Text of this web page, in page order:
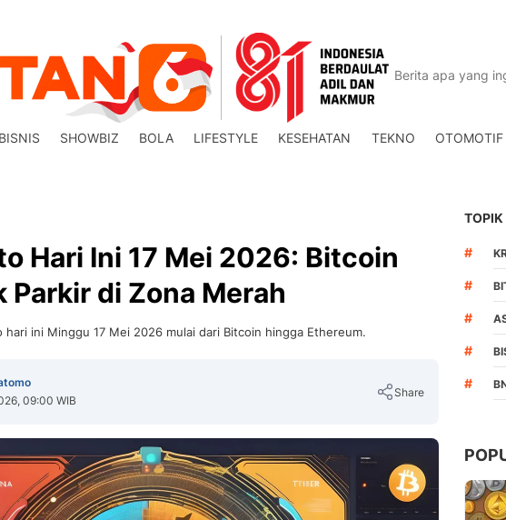
BISNIS SHOWBIZ BOLA LIFESTYLE KESEHATAN TEKNO OTOMOTIF
Hari Ini 17 Mei 2026: Bitcoin
Parkir di Zona Merah
hari ini Minggu 17 Mei 2026 mulai dari Bitcoin hingga Ethereum.
09:00 WIB
Share
Copy Link
TOPIK
#
#
#
#
#